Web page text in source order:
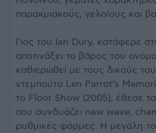
παρακμιακούς, γελοίους και
Γιος του Ian Dury, κατάφερε
αποτινάξει το βάρος του
καθιερωθεί με τους δικούς
ντεμπούτο Len Parrot’s
το Floor Show (2005), έθεσε
που συνδυάζει new wave,
ρυθμικές φόρμες. Η μεγάλη